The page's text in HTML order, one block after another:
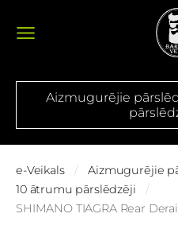
Aizmugurējie
e-Veikals
Aizmugurējie
10 ātrumu pārslēdzēji
SHIMANO TIAGRA Rear